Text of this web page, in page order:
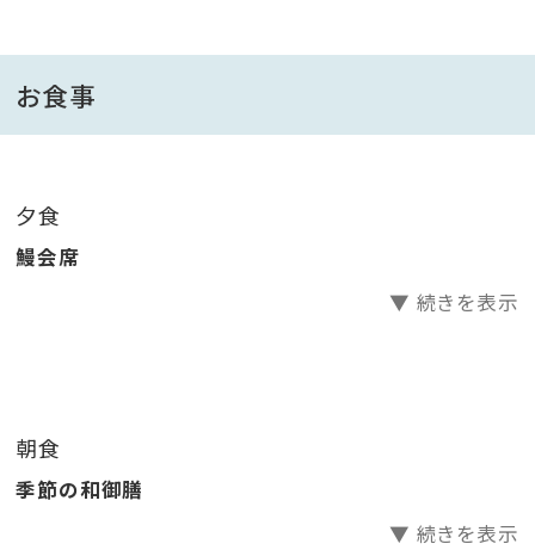
・鰻冊
・鰻の飯蒸し 銀餡かけ
■お食事
宴会場にてご用意いたします。ゆっくりとお食事をお楽
お食事
夕食
鰻会席
▼ 続きを表示
朝食
季節の和御膳
▼ 続きを表示